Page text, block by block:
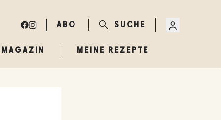
ABO SUCHE
MAGAZIN MEINE REZEPTE